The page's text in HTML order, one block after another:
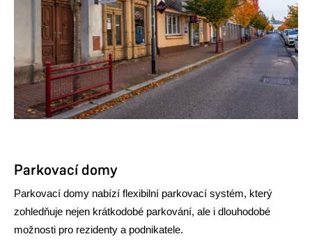
Parkovací domy
​​​​​​​Parkovací domy nabízí flexibilní parkovací systém, který
zohledňuje nejen krátkodobé parkování, ale i dlouhodobé
možnosti pro rezidenty a podnikatele.